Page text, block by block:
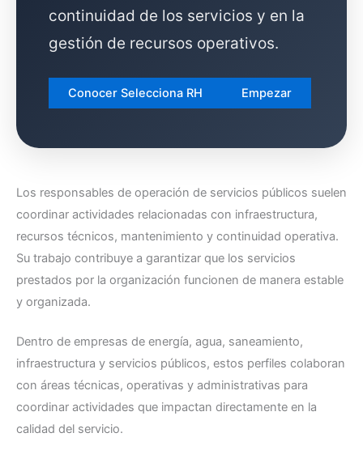
continuidad de los servicios y en la
gestión de recursos operativos.
Conocer Selecciona RH Empezar
Los responsables de operación de servicios públicos suelen
coordinar actividades relacionadas con infraestructura,
recursos técnicos, mantenimiento y continuidad operativa.
Su trabajo contribuye a garantizar que los servicios
prestados por la organización funcionen de manera estable
y organizada.
Dentro de empresas de energía, agua, saneamiento,
infraestructura y servicios públicos, estos perfiles colaboran
con áreas técnicas, operativas y administrativas para
coordinar actividades que impactan directamente en la
calidad del servicio.